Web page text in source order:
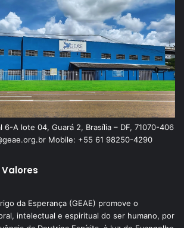
6-A lote 04, Guará 2, Brasília – DF, 71070-406
Mobile: +55 61 98250-4290
da Esperança (GEAE) promove o
intelectual e espiritual do ser humano, por